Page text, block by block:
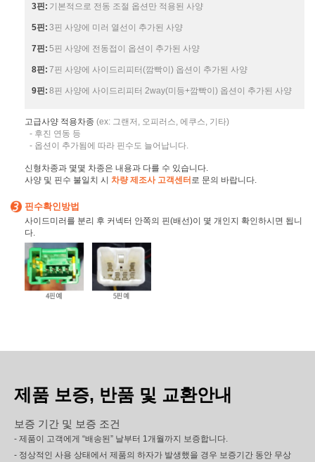
3핀: 기본적으로 전동 조절 옵션만 적용된 사양
5핀: 3핀 사양에 미러 열선이 추가된 사양
7핀: 5핀 사양에 전동접이 옵션이 추가된 사양
8핀: 7핀 사양에 사이드리피터(깜빡이) 옵션이 추가된 사양
9핀: 8핀 사양에 사이드리피터 2way(미등+깜빡이) 옵션이 추가된 사양
고급사양 적용차종 (ex: 그랜저, 오피러스, 에쿠스, 기타)
- 후진 연동 등
- 옵션이 추가됨에 따라 핀수도 늘어납니다.
신형차종과 몇몇 차종은 내용과 다를 수 있습니다.
사양 및 핀수 불일치 시 차량 제조사 고객센터 로 문의 바랍니다.
핀수확인방법
사이드미러를 분리 후 커넥터 안쪽의 핀(배선)이 몇 개인지 확인하시면 됩니
다.
제품 보증, 반품 및 교환안내
보증 기간 및 보증 조건
- 제품이 고객에게 “배송된” 날부터 1개월까지 보증합니다.
- 정상적인 사용 상태에서 제품의 하자가 발생했을 경우 보증기간 동안 무상